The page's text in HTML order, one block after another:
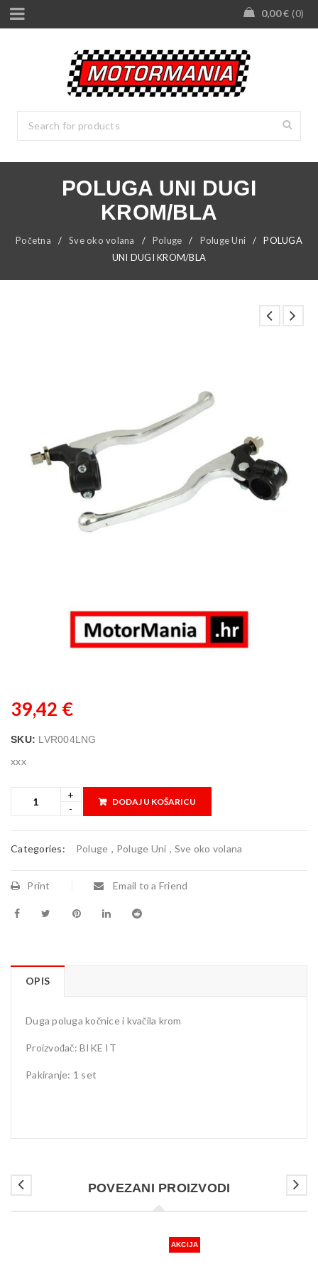
0,00€ 0
POLUGA UNI DUGI
KROM/BLA
Početna / Sve oko volana / Poluge / Poluge Uni /
POLUGA
UNI DUGI KROM/BLA
39,42 €
SKU: LVR004LNG
xxx
DODAJ U KOŠARICU
Categories: Poluge , Poluge Uni , Sve oko volana
Print Email to a Friend
OPIS
Duga poluga kočnice i kvačila krom
Proizvođač: BIKE IT
Pakiranje: 1 set
POVEZANI PROIZVODI
AKCIJA